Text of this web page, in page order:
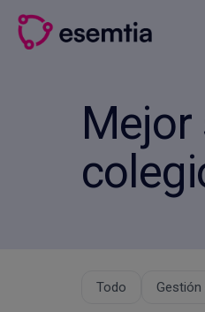
Saltar
contenido
Todo Gestión